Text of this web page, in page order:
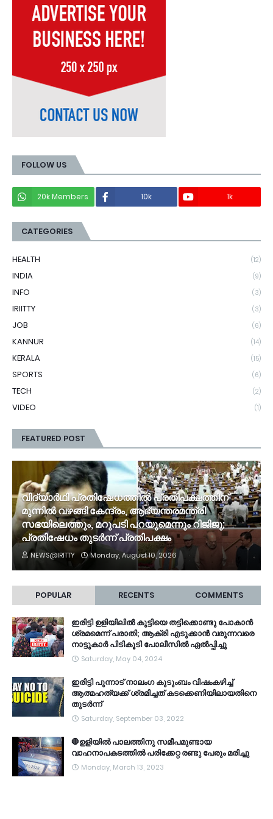
FOLLOW US
20k Members 10k 1k
CATEGORIES
HEALTH (12)
INDIA (9)
INFO (3)
IRIITTY (3)
JOB (6)
KANNUR (14)
KERALA (15)
SPORTS (6)
TECH (2)
VIDEO (1)
FEATURED POST
വിദ്യാർഥി പ്രതിഷേധത്തിൽ പ്രതിപക്ഷത്തിന്
മുന്നിൽ വഴങ്ങി കേന്ദ്രം, ആഭ്യന്തരമന്ത്രി
സഭയിലെത്തും, മറുപടി പറയുമെന്നും റിജിജു;
പ്രതിഷേധം തുടർന്ന് പ്രതിപക്ഷം
NEWS@IRITTY Monday, August 10, 2026
POPULAR RECENTS COMMENTS
ഇരിട്ടി ഉളിയിലിൽ കുട്ടിയെ തട്ടിക്കൊണ്ടു പോകാൻ
ശ്രമമെന്ന് പരാതി; ആക്രി എടുക്കാൻ വരുന്നവരെ
നാട്ടുകാർ പിടികൂടി പോലീസിൽ ഏൽപ്പിച്ചു
Saturday, May 04, 2024
ഇരിട്ടി പുന്നാട് നാലംഗ കുടുംബം വിഷംകഴിച്ച്‌
ആത്മഹത്യക്ക് ശ്രമിച്ചത് കടക്കെണിയിലായതിനെ
തുടർന്ന്
Saturday, September 03, 2022
🛑ഉളിയിൽ പാലത്തിനു സമീപമുണ്ടായ
വാഹനാപകടത്തിൽ പരിക്കേറ്റ രണ്ടു പേരും മരിച്ചു
Monday, March 13, 2023